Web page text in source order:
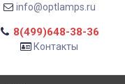
info@optlamps.ru
8(499)648-38-36
Контакты